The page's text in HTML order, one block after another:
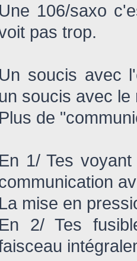
Une 106/saxo
pas trop.
Un soucis avec
un soucis avec le
Plus de
En 1/ Tes
La mise en
En 2/ Tes